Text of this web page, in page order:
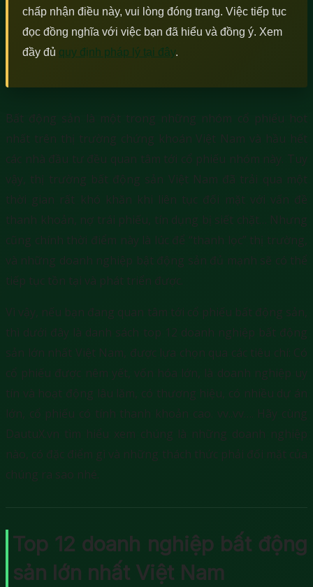
chấp nhận điều này, vui lòng đóng trang. Việc tiếp tục
đọc đồng nghĩa với việc bạn đã hiểu và đồng ý. Xem
đầy đủ quy định pháp lý tại đây.
Bất động sản là một trong những nhóm cổ phiếu hot
nhất trên thị trường chứng khoán Việt Nam và hầu hết
các nhà đầu tư đều quan tâm tới cổ phiếu nhóm này. Tuy
vậy, thị trường bất động sản Việt Nam đã trải qua một
thời gian rất khó khăn khi liên tục đối mặt với vấn đề
thanh khoản, nợ trái phiếu, tín dụng bị siết chặt… Nhưng
cũng chính thời điểm này là lúc để “thanh lọc” thị trường,
và những doanh nghiệp bật động sản đủ mạnh sẽ có thể
tiếp tục tồn tại và phát triển được.
Vì vậy, nếu bạn đang quan tâm tới cổ phiếu bất động sản,
thì dưới đây là danh sách top 12 doanh nghiệp bất động
sản lớn nhất Việt Nam, được lựa chọn qua các tiêu chí: Có
cổ phiếu được nêm yết, vốn hóa lớn, là doanh nghiệp uy
tín và hoạt động lâu lăm, có thương hiệu, có nhiều dự án
lớn, cổ phiếu có tính thanh khoản cao. vv..vv…. Hãy cùng
DautuX.vn tìm hiểu xem chúng là những doanh nghiệp
nào, có đặc điểm gì và những thách thức phải đối mặt của
chúng ra sao nhé.
Top 12 doanh nghiệp bất động
sản lớn nhất Việt Nam